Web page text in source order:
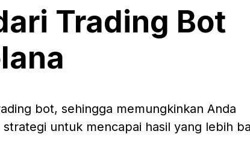
Trading Bot
bot, sehingga memungkinkan Anda
untuk mencapai hasil yang lebih